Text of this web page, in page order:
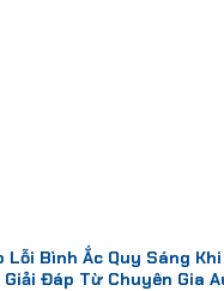
Lỗi Bình Ắc Quy Sáng
Giải Đáp Từ Chuyên Gia